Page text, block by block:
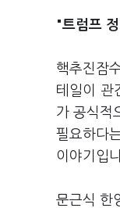
"트럼프
핵추진잠
테일이 관
가 공식적
필요하다
이야기입
문근식 한